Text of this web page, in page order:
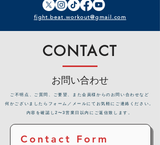
fight.beat.workout@gmail.com
CONTACT
お問い合わせ
​ご不明点、ご質問、ご要望、また会員様からのお問い合わせなど
何かございましたらフォーム／メールにてお気軽にご連絡ください。
内容を確認し2〜3営業日以内にご返信致します。
Contact Form